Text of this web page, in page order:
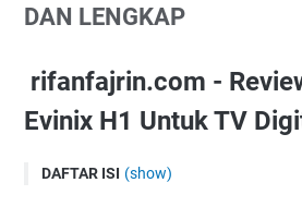
DAN LENGKAP
rifanfajrin.com -
Evinix H1 Untuk TV
DAFTAR ISI (show)